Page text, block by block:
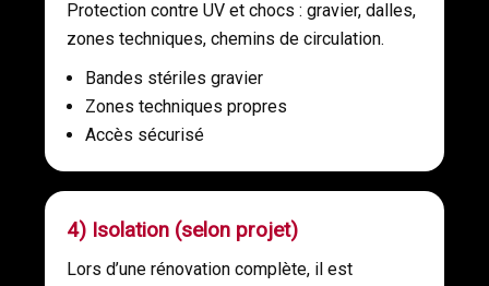
Protection contre UV et chocs : gravier, dalles,
zones techniques, chemins de circulation.
Bandes stériles gravier
Zones techniques propres
Accès sécurisé
4) Isolation (selon projet)
Lors d’une rénovation complète, il est